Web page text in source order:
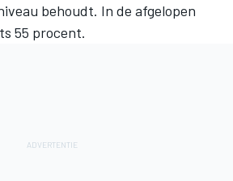
behoudt. In de afgelopen
55 procent.